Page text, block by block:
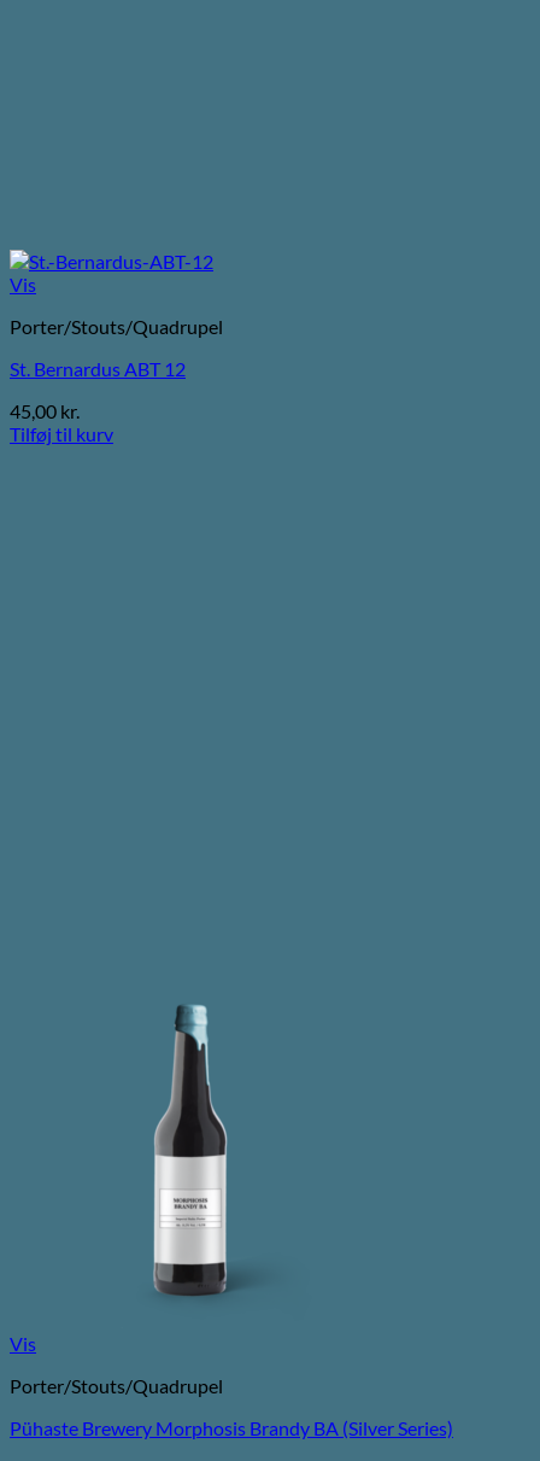
Vis
Porter/Stouts/Quadrupel
St. Bernardus ABT 12
45,00 kr.
Tilføj til kurv
Vis
Porter/Stouts/Quadrupel
Pühaste Brewery Morphosis Brandy BA (Silver Series)